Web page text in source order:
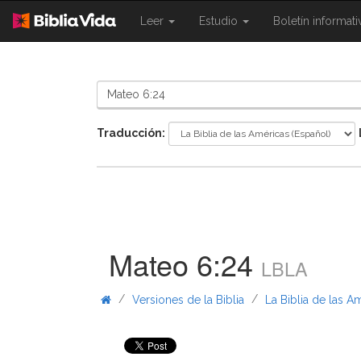
Leer
{{
Estudio
{{
Boletín
Traducción:
Mateo 6:24 LBLA
/ Versiones de la Biblia / La Biblia de las